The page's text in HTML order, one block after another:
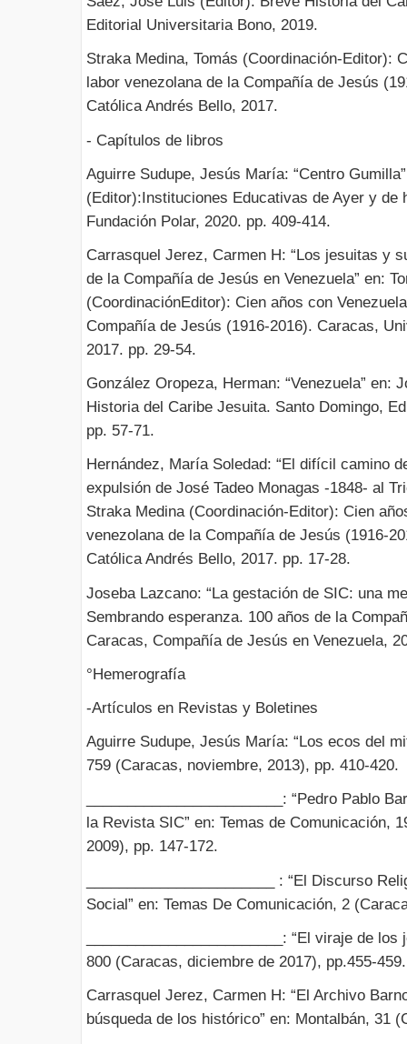
Editorial Universitaria Bono, 2019.
Straka Medina, Tomás (Coordinación-Editor):
labor venezolana de la Compañía de Jesús
Católica Andrés Bello, 2017.
- Capítulos de libros
Aguirre Sudupe, Jesús María: “Centro
(Editor):Instituciones Educativas de Ayer y de
Fundación Polar, 2020. pp. 409-414.
Carrasquel Jerez, Carmen H: “Los jesuitas y
de la Compañía de Jesús en Venezuela” en:
(CoordinaciónEditor): Cien años con
Compañía de Jesús (1916-2016). Caracas,
2017. pp. 29-54.
González Oropeza, Herman: “Venezuela” en:
Historia del Caribe Jesuita. Santo Domingo,
pp. 57-71.
Hernández, María Soledad: “El difícil camino
expulsión de José Tadeo Monagas -1848- al
Straka Medina (Coordinación-Editor): Cien
venezolana de la Compañía de Jesús (1916-
Católica Andrés Bello, 2017. pp. 17-28.
Joseba Lazcano: “La gestación de SIC: una
Sembrando esperanza. 100 años de la
Caracas, Compañía de Jesús en Venezuela,
°Hemerografía
-Artículos en Revistas y Boletines
Aguirre Sudupe, Jesús María: “Los ecos del
759 (Caracas, noviembre, 2013), pp. 410-420.
________________________: “Pedro Pablo
la Revista SIC” en: Temas de Comunicación,
2009), pp. 147-172.
_______________________ : “El Discurso
Social” en: Temas De Comunicación, 2
________________________: “El viraje de
800 (Caracas, diciembre de 2017), pp.455-459.
Carrasquel Jerez, Carmen H: “El Archivo
búsqueda de los histórico” en: Montalbán, 31